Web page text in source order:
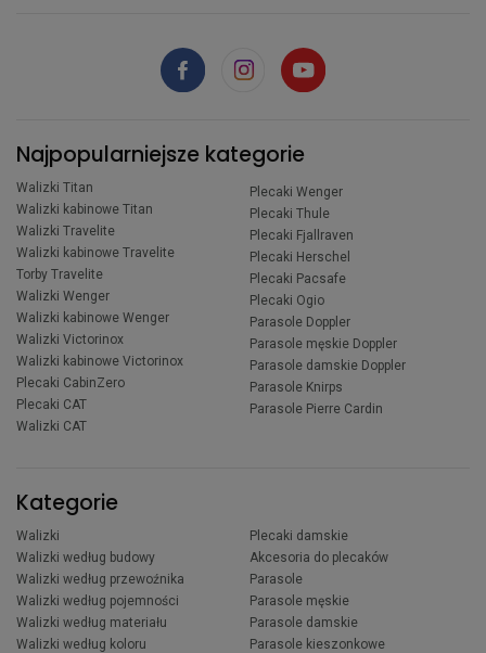
Najpopularniejsze kategorie
Walizki Titan
Walizki kabinowe Titan
Walizki Travelite
Walizki kabinowe Travelite
Torby Travelite
Walizki Wenger
Walizki kabinowe Wenger
Walizki Victorinox
Walizki kabinowe Victorinox
Plecaki CabinZero
Plecaki CAT
Walizki CAT
Plecaki Wenger
Plecaki Thule
Plecaki Fjallraven
Plecaki Herschel
Plecaki Pacsafe
Plecaki Ogio
Parasole Doppler
Parasole męskie Doppler
Parasole damskie Doppler
Parasole Knirps
Parasole Pierre Cardin
Kategorie
Walizki
Walizki według budowy
Walizki według przewoźnika
Walizki według pojemności
Walizki według materiału
Walizki według koloru
Plecaki damskie
Akcesoria do plecaków
Parasole
Parasole męskie
Parasole damskie
Parasole kieszonkowe